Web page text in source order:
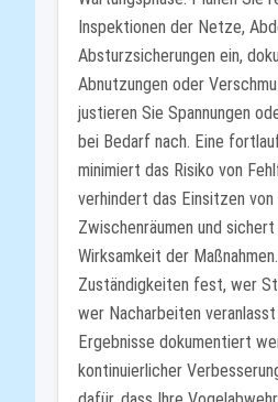
Inspektionen der Netze,
Absturzsicherungen ein,
Abnutzungen oder
justieren Sie Spannungen
bei Bedarf nach. Eine
minimiert das Risiko von
verhindert das Einsitzen von
Zwischenräumen und
Wirksamkeit der
Zuständigkeiten fest, wer
wer Nacharbeiten
Ergebnisse dokumentiert
kontinuierlicher